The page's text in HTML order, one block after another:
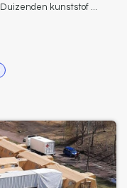
kunststof ...